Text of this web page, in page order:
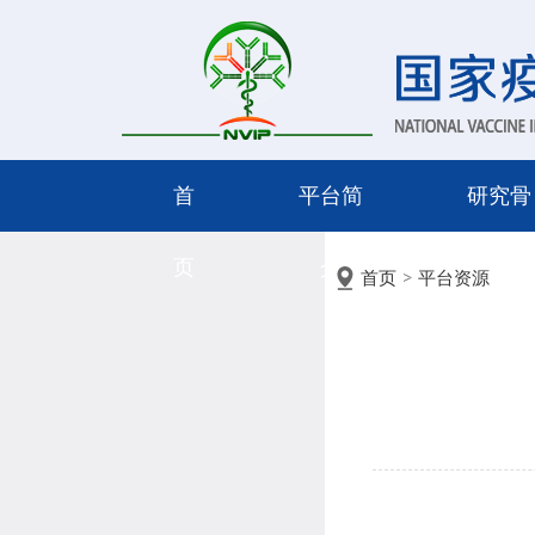
首 平台简
介
研究骨
干
首页 平台资源